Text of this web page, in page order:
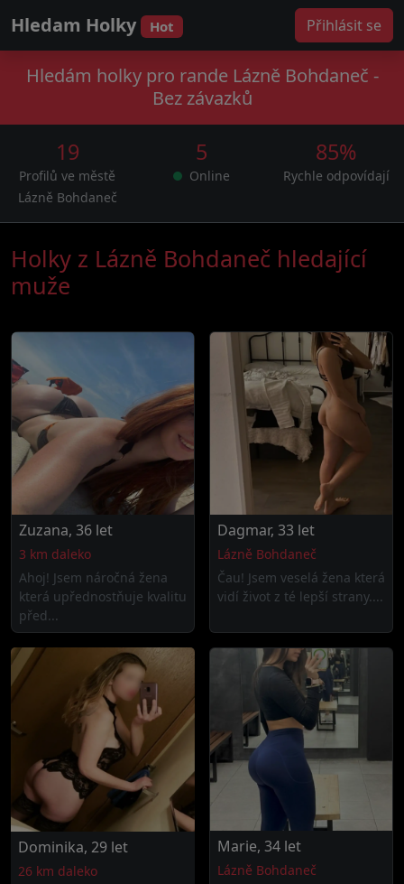
Hledam Holky Hot Přihlásit se
Hledám holky pro rande Lázně Bohdaneč -
Bez závazků
19
Profilů ve městě
Lázně Bohdaneč
5
Online
85%
Rychle odpovídají
Holky z Lázně Bohdaneč hledající
muže
Zuzana, 36 let
3 km daleko
Ahoj! Jsem náročná žena
která upřednostňuje kvalitu
před...
Dagmar, 33 let
Lázně Bohdaneč
Čau! Jsem veselá žena která
vidí život z té lepší strany....
Dominika, 29 let
26 km daleko
Marie, 34 let
Lázně Bohdaneč